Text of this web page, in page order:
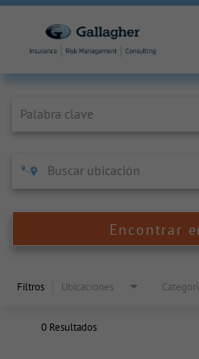
Encontrar
Filtros Ubicaciones
0 Resultados